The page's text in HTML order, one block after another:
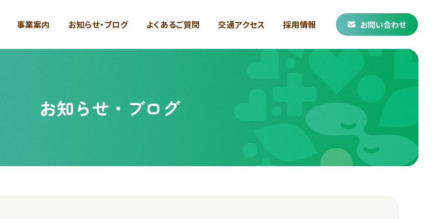
事業案内 お知らせ・ブログ よくあるご質問 交通アクセス 採用情報 お問い合わせ
お知らせ・ブログ